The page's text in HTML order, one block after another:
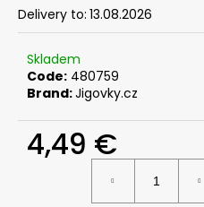
stars.
Delivery to: 13.08.2026
Skladem
Code: 480759
Brand:Jigovky.cz
4,49 €
o
?